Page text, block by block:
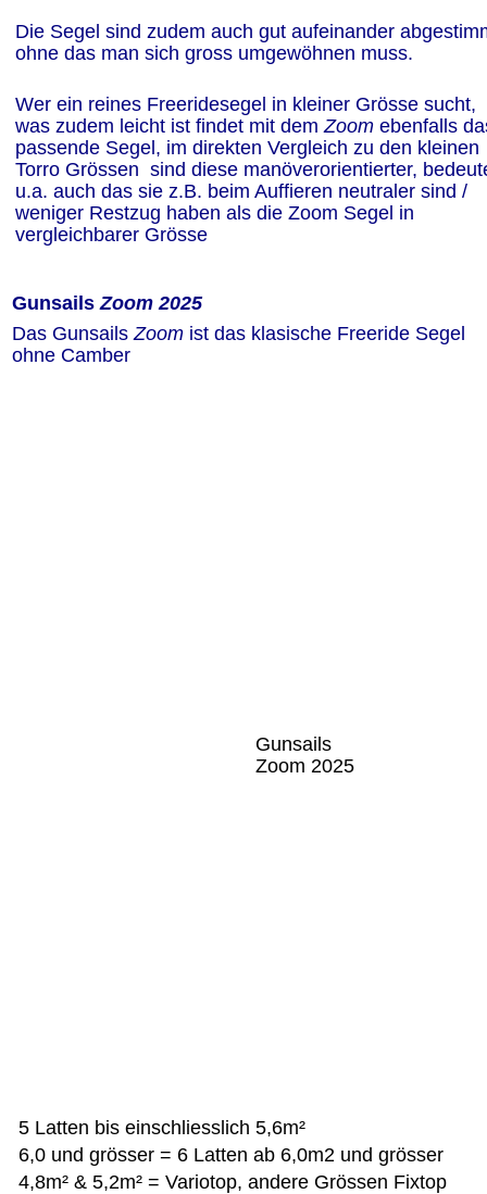
Die Segel sind zudem auch gut aufeinander
ohne das man sich gross umgewöhnen muss.
Wer ein reines Freeridesegel in kleiner Grösse sucht,
was zudem leicht ist findet mit dem Zoom ebenfalls
passende Segel, im direkten Vergleich zu den kleinen
Torro Grössen  sind diese manöverorientierter,
u.a. auch das sie z.B. beim Auffieren neutraler sind /
weniger Restzug haben als die Zoom Segel in
vergleichbarer Grösse
Gunsails Zoom 2025
Das Gunsails Zoom ist das klasische Freeride Segel
ohne Camber
Gunsails
Zoom 2025
5 Latten bis einschliesslich 5,6m²
6,0 und grösser = 6 Latten ab 6,0m2 und grösser
4,8m² & 5,2m² = Variotop, andere Grössen Fixtop